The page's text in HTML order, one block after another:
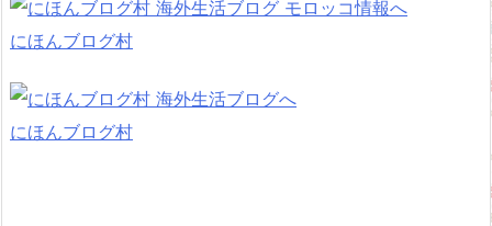
にほんブログ村
にほんブログ村